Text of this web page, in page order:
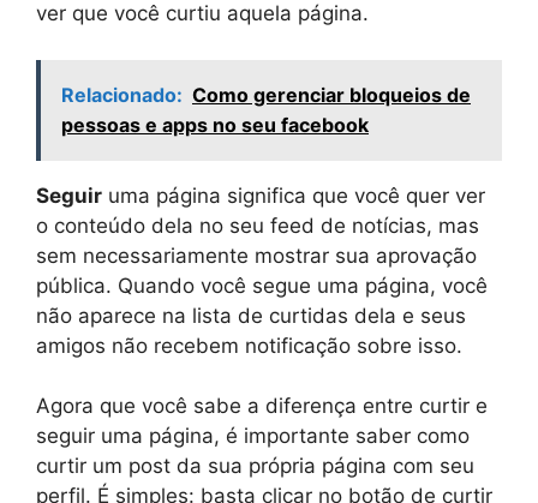
ver que você curtiu aquela página.
Relacionado: Como gerenciar bloqueios de
pessoas e apps no seu facebook
Seguir uma página significa que você quer ver
o conteúdo dela no seu feed de notícias, mas
sem necessariamente mostrar sua aprovação
pública. Quando você segue uma página, você
não aparece na lista de curtidas dela e seus
amigos não recebem notificação sobre isso.
Agora que você sabe a diferença entre curtir e
seguir uma página, é importante saber como
curtir um post da sua própria página com seu
perfil. É simples: basta clicar no botão de curtir